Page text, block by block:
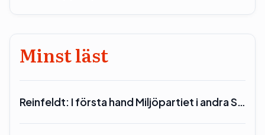
Minst läst
Reinfeldt: I första hand Miljöpartiet i andra S…